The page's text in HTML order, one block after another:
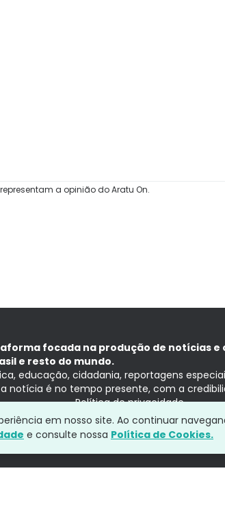
a opinião do Aratu On.
focada na produção de notícias e
e resto do mundo.
educação, cidadania, reportagens
notícia é no tempo presente, com a
Política de privacidade
em nosso site. Ao continuar
e consulte nossa Política de Cookies.